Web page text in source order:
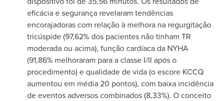
eficácia e segurança revelaram tendências
encorajadoras com relação à melhora na regurgitação
tricúspide (97,62% dos pacientes não tinham TR
moderada ou acima), função cardíaca da NYHA
(91,86% melhoraram para a classe I/II após o
procedimento) e qualidade de vida (o escore KCCQ
aumentou em média 20 pontos), com baixa incidência
de eventos adversos combinados (8,33%). O conceito